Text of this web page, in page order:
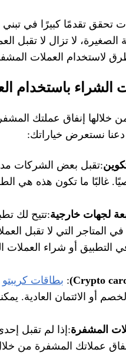
تقدمًا كبيرًا في تبني
لا تزال لا تقبل
لاستخدام العملات
الشراء باستخدام
إنفاق عملتك
نستعرض خياراتك:
:تقبل بعض الشركات
غالبًا ما تكون هذه هي
لجهات خارجية
في المتاجر التي لا تقبل
التطبيق أو شراء العملات
: بطاقات كريبتو
أو الائتمان العادية.
المشفرة:إذا لم تقبل
عملاتك المشفرة من